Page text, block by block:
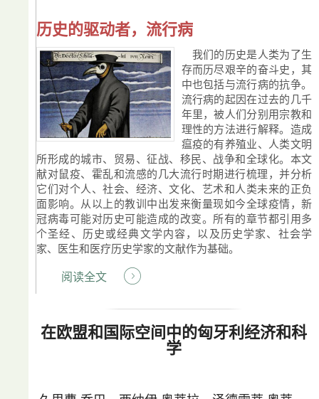
历史的驱动者，流行病
我们的历史是人类为了生
存而历尽艰辛的奋斗史，其
中也包括与流行病的抗争。
流行病的起因在过去的几千
年里，被人们分别用宗教和
理性的方法进行解释。造成
瘟疫的有养殖业、人类文明
所形成的城市、贸易、征战、移民、战争和全球化。本文
献对鼠疫、霍乱和流感的几大流行时期进行梳理，并分析
它们对个人、社会、经济、文化、艺术和人类未来的正负
面影响。从以上的教训中出发来衡量现如今全球疫情，新
冠病毒可能对历史可能造成的改变。所有的章节都引用多
个圣经、历史或经典文学内容，以及历史学家、社会学
家、医生和医疗历史学家的文献作为基础。
阅读全文
在欧盟和国际空间中的匈牙利经济和科
学